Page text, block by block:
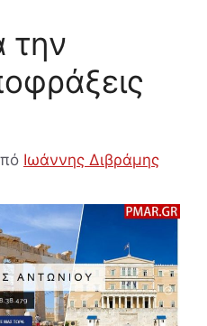
την
Ιωάννης Διβράμης